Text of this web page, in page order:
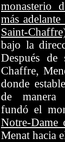
monasterio
más
Saint-
bajo la
Después de
Chaffre,
donde
de manera
fundó el
Notre-Dame
Menat hacia